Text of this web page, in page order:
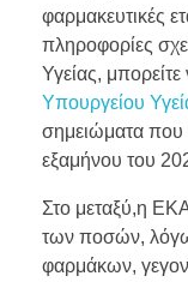
φαρμακευτικές
πληροφορίες
Υγείας, μπορείτε
Υπουργείου
σημειώματα
εξαμήνου του
Στο μεταξύ,η
των ποσών,
φαρμάκων,